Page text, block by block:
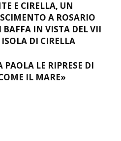
E CIRELLA, UN
A ROSARIO
BAFFA IN VISTA DEL VII
DI CIRELLA
PAOLA LE RIPRESE DI
IL MARE»